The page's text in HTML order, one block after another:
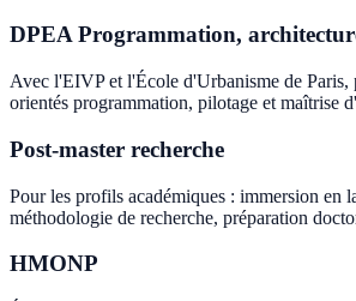
DPEA Programmation,
Avec l'EIVP et l'École d'Urbanisme de Paris,
orientés programmation, pilotage et maîtrise
Post-master recherche
Pour les profils académiques : immersion en
méthodologie de recherche, préparation
HMONP